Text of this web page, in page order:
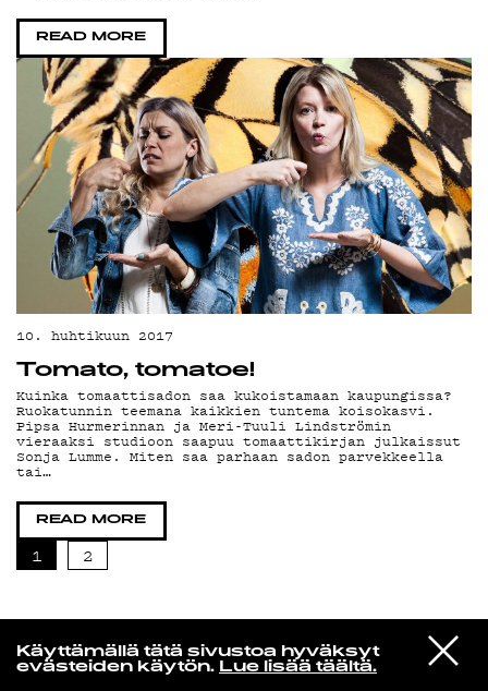
Käyttämällä tätä sivustoa hyväksyt
evästeiden käytön. Lue lisää täältä.
VIESTI
STUDIOON
Blur
Barbaric
READ MORE
10. huhtikuun 2017
Tomato, tomatoe!
Kuinka tomaattisadon saa kukoistamaan kaupungissa?
Ruokatunnin teemana kaikkien tuntema koisokasvi.
Pipsa Hurmerinnan ja Meri-Tuuli Lindströmin
vieraaksi studioon saapuu tomaattikirjan julkaissut
Sonja Lumme. Miten saa parhaan sadon parvekkeella
tai…
READ MORE
1 2